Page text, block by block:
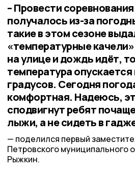
– Провести
получалось из-за
такие в этом сезоне
«температурные
на улице и дождь идёт,
температура
градусов. Сегодня
комфортная. Надеюсь,
сподвигнут ребят
лыжи, а не сидеть в
поделился первый
Петровского муниципального
Рыжкин.